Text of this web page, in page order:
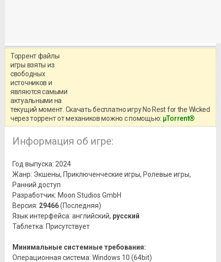
Торрент файлы
игры взяты из
свободных
источников и
являются самыми
актуальными на
текущий момент. Скачать бесплатно игру No Rest for the Wicked
через торрент от механиков можно с помощью: μTorrent®
Информация об игре:
Год выпуска: 2024
Жанр: Экшены, Приключенческие игры, Ролевые игры,
Ранний доступ
Разработчик: Moon Studios GmbH
Версия: 29466(Последняя)
Язык интерфейса: английский, русский
Таблетка: Присутствует
Минимальные системные требования:
Операционная система: Windows 10 (64bit)